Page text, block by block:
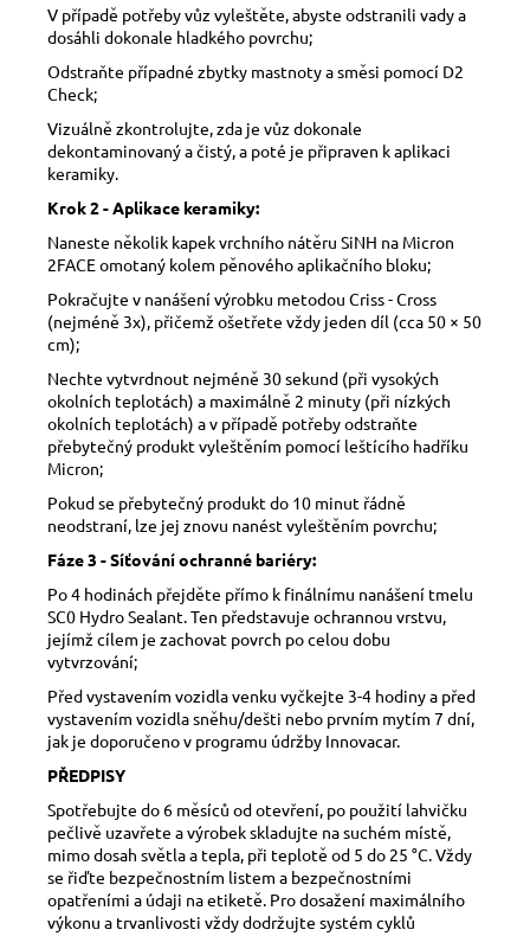
V případě potřeby vůz vyleštěte, abyste odstranili vady a
dosáhli dokonale hladkého povrchu;
Odstraňte případné zbytky mastnoty a směsi pomocí D2
Check;
Vizuálně zkontrolujte, zda je vůz dokonale
dekontaminovaný a čistý, a poté je připraven k aplikaci
keramiky.
Krok 2 - Aplikace keramiky:
Naneste několik kapek vrchního nátěru SiNH na Micron
2FACE omotaný kolem pěnového aplikačního bloku;
Pokračujte v nanášení výrobku metodou Criss - Cross
(nejméně 3x), přičemž ošetřete vždy jeden díl (cca 50 × 50
cm);
Nechte vytvrdnout nejméně 30 sekund (při vysokých
okolních teplotách) a maximálně 2 minuty (při nízkých
okolních teplotách) a v případě potřeby odstraňte
přebytečný produkt vyleštěním pomocí leštícího hadříku
Micron;
Pokud se přebytečný produkt do 10 minut řádně
neodstraní, lze jej znovu nanést vyleštěním povrchu;
Fáze 3 - Síťování ochranné bariéry:
Po 4 hodinách přejděte přímo k finálnímu nanášení tmelu
SC0 Hydro Sealant. Ten představuje ochrannou vrstvu,
jejímž cílem je zachovat povrch po celou dobu
vytvrzování;
Před vystavením vozidla venku vyčkejte 3-4 hodiny a před
vystavením vozidla sněhu/dešti nebo prvním mytím 7 dní,
jak je doporučeno v programu údržby Innovacar.
PŘEDPISY
Spotřebujte do 6 měsíců od otevření, po použití lahvičku
pečlivě uzavřete a výrobek skladujte na suchém místě,
mimo dosah světla a tepla, při teplotě od 5 do 25 °C. Vždy
se řiďte bezpečnostním listem a bezpečnostními
opatřeními a údaji na etiketě. Pro dosažení maximálního
výkonu a trvanlivosti vždy dodržujte systém cyklů